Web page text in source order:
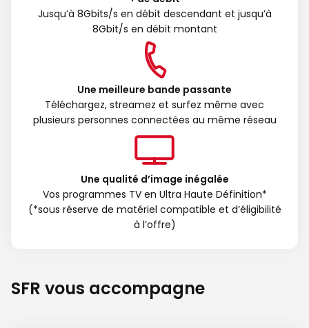
Jusqu’à 8Gbits/s en débit descendant et jusqu’à
8Gbit/s en débit montant
Une meilleure bande passante
Téléchargez, streamez et surfez même avec
plusieurs personnes connectées au même réseau
Une qualité d’image inégalée
Vos programmes TV en Ultra Haute Définition*
(*sous réserve de matériel compatible et d’éligibilité
à l’offre)
SFR vous accompagne